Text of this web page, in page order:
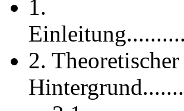
1.
2. Theoretischer